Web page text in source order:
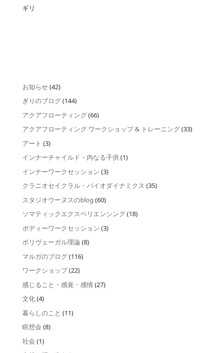
ギリ
お知らせ(42)
ぎりのブログ(144)
アクアフローティング(66)
アクアフローティング ワークショップ & トレーニング(33)
アート (3)
インナーチャイルド・内なる子供(1)
インナーワークセッション (3)
クラニオセイクラル・バイオダイナミクス (35)
スタジオウーヌスのblog (60)
ソマティックエクスペリエンシング(18)
ボディーワークセッション (3)
ポリヴェーガル理論(8)
マルガのブログ(116)
ワークショップ(22)
感じること・感覚・感情(27)
文化(4)
暮らしのこと (11)
瞑想会 (8)
社会 (1)